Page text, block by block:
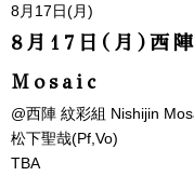
8月17日(月)
8月17日(月)西
Mosaic
@西陣 紋彩組 Nishijin
松下聖哉(Pf,Vo)
TBA